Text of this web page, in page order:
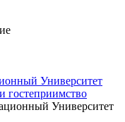
Университет
гостеприимство